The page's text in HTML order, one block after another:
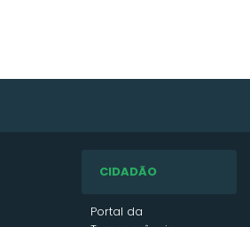
CIDADÃO
Portal da